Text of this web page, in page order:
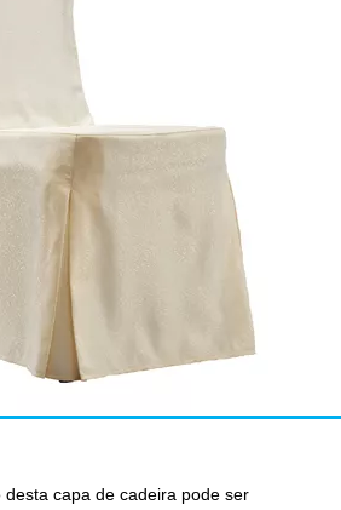
desta capa de cadeira pode ser